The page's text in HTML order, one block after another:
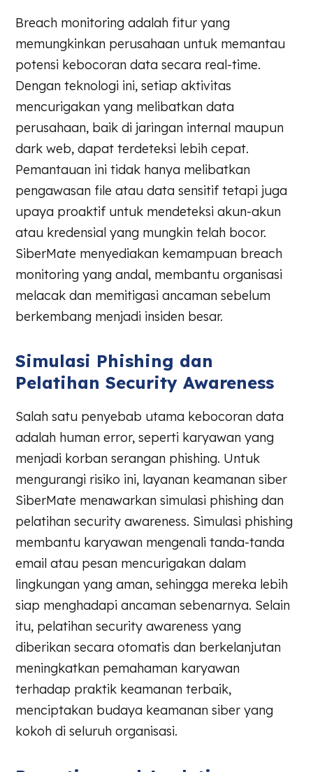
Breach monitoring adalah fitur yang
memungkinkan perusahaan untuk memantau
potensi kebocoran data secara real-time.
Dengan teknologi ini, setiap aktivitas
mencurigakan yang melibatkan data
perusahaan, baik di jaringan internal maupun
dark web, dapat terdeteksi lebih cepat.
Pemantauan ini tidak hanya melibatkan
pengawasan file atau data sensitif tetapi juga
upaya proaktif untuk mendeteksi akun-akun
atau kredensial yang mungkin telah bocor.
SiberMate menyediakan kemampuan breach
monitoring yang andal, membantu organisasi
melacak dan memitigasi ancaman sebelum
berkembang menjadi insiden besar.
Simulasi Phishing dan
Pelatihan Security Awareness
Salah satu penyebab utama kebocoran data
adalah human error, seperti karyawan yang
menjadi korban serangan phishing. Untuk
mengurangi risiko ini, layanan keamanan siber
SiberMate menawarkan simulasi phishing dan
pelatihan security awareness. Simulasi phishing
membantu karyawan mengenali tanda-tanda
email atau pesan mencurigakan dalam
lingkungan yang aman, sehingga mereka lebih
siap menghadapi ancaman sebenarnya. Selain
itu, pelatihan security awareness yang
diberikan secara otomatis dan berkelanjutan
meningkatkan pemahaman karyawan
terhadap praktik keamanan terbaik,
menciptakan budaya keamanan siber yang
kokoh di seluruh organisasi.